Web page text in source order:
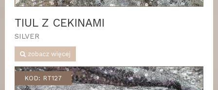
TIUL Z CEKINAMI
SILVER
zobacz więcej
KOD: RT127